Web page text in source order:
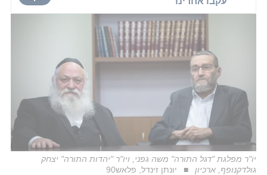
יו"ר מפלגת "דגל התורה" משה גפני, ויו"ר "יהדות התורה" יצחק
גולדקנופף, ארכיון
יונתן זינדל, פלאש90